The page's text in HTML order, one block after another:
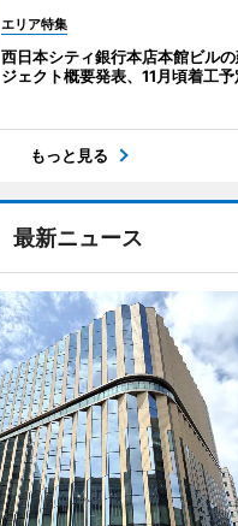
エリア特集
西日本シティ銀行本店本館ビル
ジェクト概要発表、11月頃着工予
もっと見る
最新ニュース